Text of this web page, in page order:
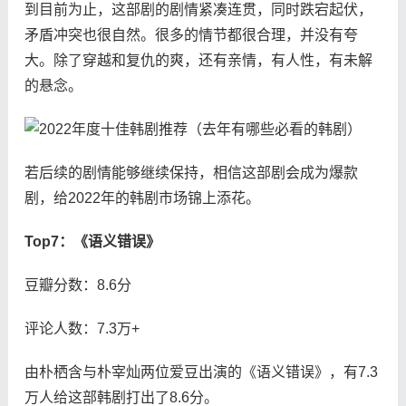
到目前为止，这部剧的剧情紧凑连贯，同时跌宕起伏，
矛盾冲突也很自然。很多的情节都很合理，并没有夸
大。除了穿越和复仇的爽，还有亲情，有人性，有未解
的悬念。
若后续的剧情能够继续保持，相信这部剧会成为爆款
剧，给2022年的韩剧市场锦上添花。
Top7：《语义错误》
豆瓣分数：8.6分
评论人数：7.3万+
由朴栖含与朴宰灿两位爱豆出演的《语义错误》，有7.3
万人给这部韩剧打出了8.6分。